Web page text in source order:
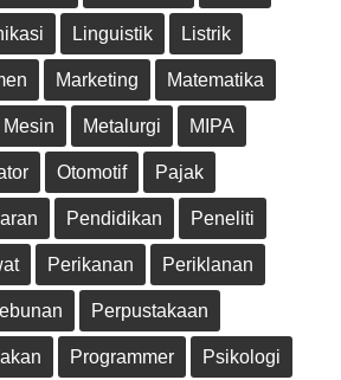
Linguistik Listrik
Marketing Matematika
Mesin Metalurgi MIPA
Otomotif Pajak
Pendidikan Peneliti
Perikanan Periklanan
Perpustakaan
Programmer Psikologi